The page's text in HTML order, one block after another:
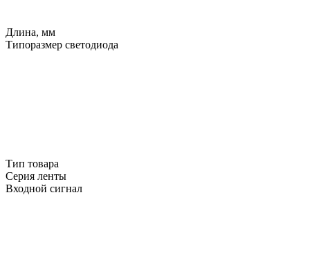
Длина, мм
Типоразмер светодиода
Тип товара
Серия ленты
Входной сигнал